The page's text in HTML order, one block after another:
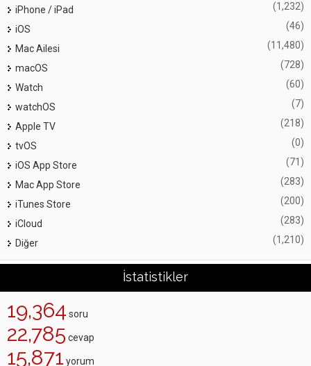
iPhone / iPad
(1,232)
iOS (46)
Mac Ailesi (11,480)
macOS (728)
Watch (60)
watchOS (7)
Apple TV (218)
tvOS (0)
iOS App Store (71)
Mac App Store (283)
iTunes Store (200)
iCloud (283)
Diğer (1,210)
İstatistikler
19,364 soru
22,785 cevap
15,871 yorum